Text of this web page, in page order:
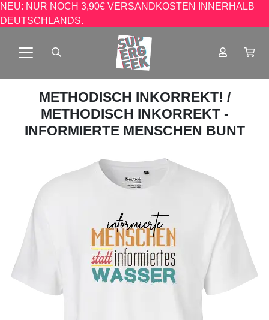
NEU: NUR NOCH 3,90€ VERSANDKOSTEN INNERHALB
DEUTSCHLANDS.
METHODISCH INKORREKT! /
METHODISCH INKORREKT -
INFORMIERTE MENSCHEN BUNT